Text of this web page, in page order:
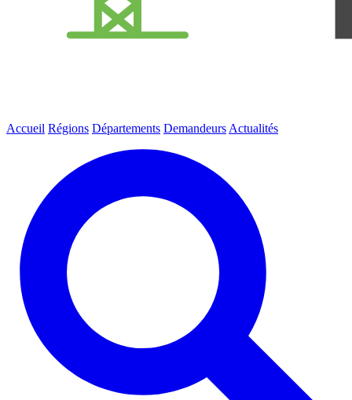
Accueil Régions Départements Demandeurs Actualités